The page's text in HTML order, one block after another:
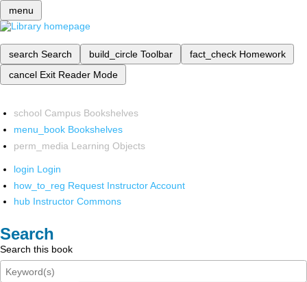
menu
search Search build_circle Toolbar fact_check Homework
cancel Exit Reader Mode
school Campus Bookshelves
menu_book Bookshelves
perm_media Learning Objects
login Login
how_to_reg Request Instructor Account
hub Instructor Commons
Search
Search this book